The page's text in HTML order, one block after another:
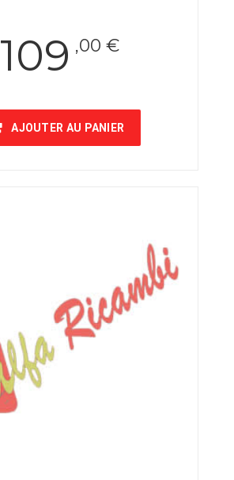
109 ,00 €
AJOUTER AU PANIER